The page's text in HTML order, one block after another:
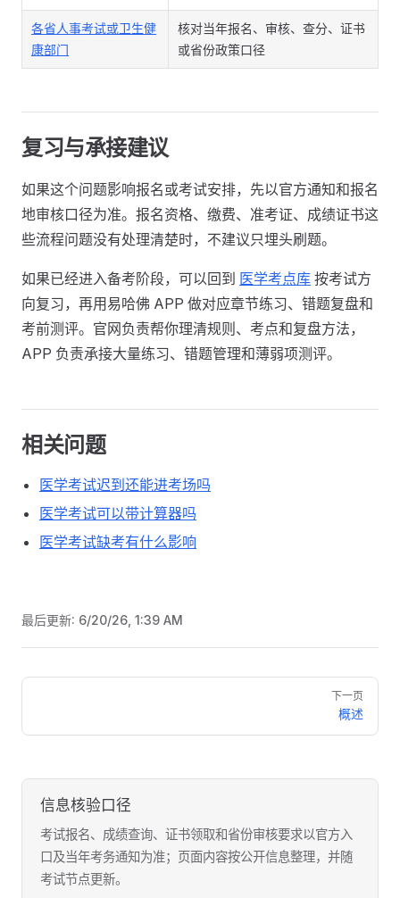
各省人事考试或卫生健
康部门
核对当年报名、审核、查分、证书
或省份政策口径
复习与承接建议
如果这个问题影响报名或考试安排，先以官方通知和报名
地审核口径为准。报名资格、缴费、准考证、成绩证书这
些流程问题没有处理清楚时，不建议只埋头刷题。
如果已经进入备考阶段，可以回到 医学考点库 按考试方
向复习，再用易哈佛 APP 做对应章节练习、错题复盘和
考前测评。官网负责帮你理清规则、考点和复盘方法，
APP 负责承接大量练习、错题管理和薄弱项测评。
相关问题
医学考试迟到还能进考场吗
医学考试可以带计算器吗
医学考试缺考有什么影响
最后更新: 6/20/26, 1:39 AM
Pager
下一页
概述
信息核验口径
考试报名、成绩查询、证书领取和省份审核要求以官方入
口及当年考务通知为准；页面内容按公开信息整理，并随
考试节点更新。